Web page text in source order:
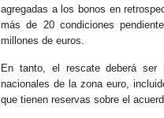
agregadas a los bonos en
más de 20 condiciones
millones de euros.
En tanto, el rescate deberá ser
nacionales de la zona euro,
que tienen reservas sobre el